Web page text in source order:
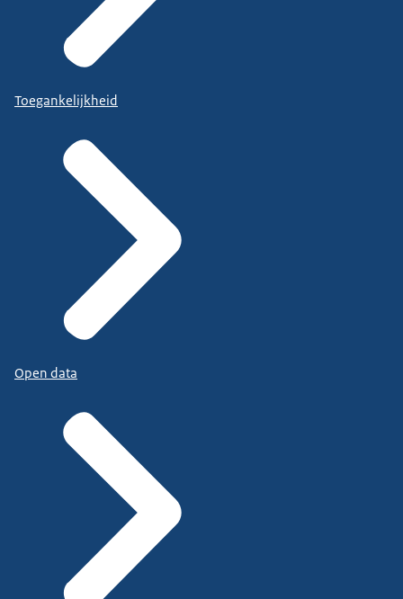
Toegankelijkheid
Open data